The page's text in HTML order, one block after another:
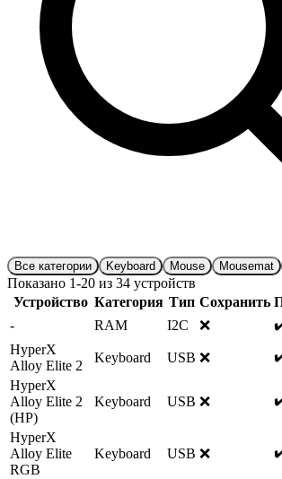
Все категории Keyboard Mouse Mousemat
Показано 1-20 из 34 устройств
Устройство Категория Тип Сохранить
-
RAM I2C ❌
HyperX
Alloy Elite 2
Keyboard USB ❌
HyperX
Alloy Elite 2
(HP)
Keyboard USB ❌
HyperX
Alloy Elite
RGB
Keyboard USB ❌